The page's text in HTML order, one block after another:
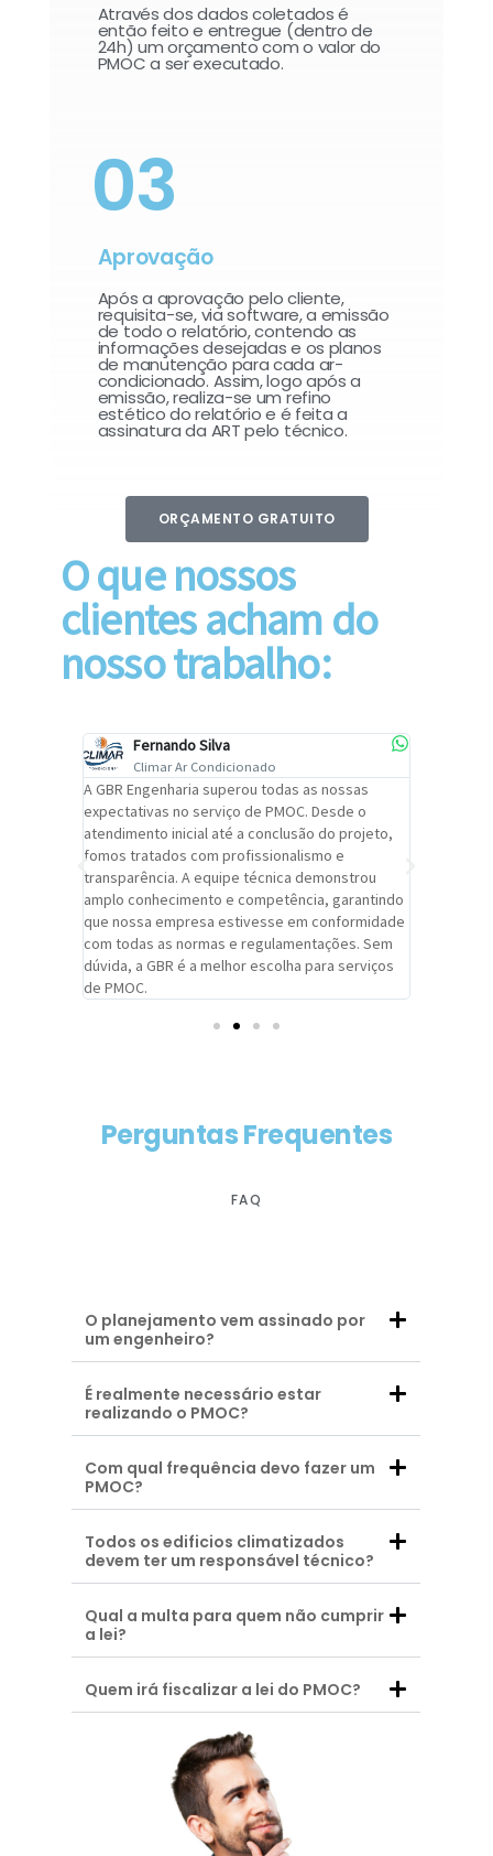
Através dos dados coletados é
então feito e entregue (dentro de
24h) um orçamento com o valor do
PMOC a ser executado.
03
Aprovação
Após a aprovação pelo cliente,
requisita-se, via software, a emissão
de todo o relatório, contendo as
informações desejadas e os planos
de manutenção para cada ar-
condicionado. Assim, logo após a
emissão, realiza-se um refino
estético do relatório e é feita a
assinatura da ART pelo técnico.
ORÇAMENTO GRATUITO
O que nossos
clientes acham do
nosso trabalho:
Fernando Silva
Climar Ar Condicionado
A GBR Engenharia superou todas as nossas
expectativas no serviço de PMOC. Desde o
atendimento inicial até a conclusão do projeto,
fomos tratados com profissionalismo e
transparência. A equipe técnica demonstrou
amplo conhecimento e competência, garantindo
que nossa empresa estivesse em conformidade
com todas as normas e regulamentações. Sem
dúvida, a GBR é a melhor escolha para serviços
de PMOC.
Perguntas Frequentes
FAQ
O planejamento vem assinado por
um engenheiro?
É realmente necessário estar
realizando o PMOC?
Com qual frequência devo fazer um
PMOC?
Todos os edificios climatizados
devem ter um responsável técnico?
Qual a multa para quem não cumprir
a lei?
Quem irá fiscalizar a lei do PMOC?